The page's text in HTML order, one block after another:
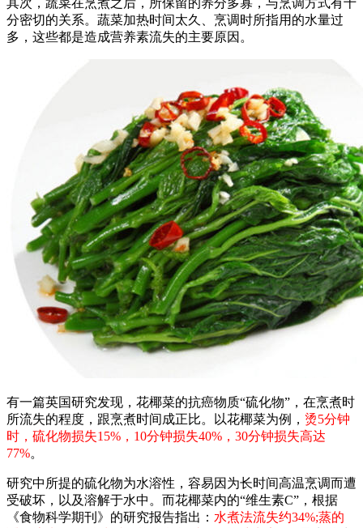
其次，蔬菜在烹煮之后，所保留的养分多寡，与烹调方式有十
分密切的关系。蔬菜加热时间太久、烹调时所指用的水量过
多，这些都是造成营养素流失的主要原因。
有一篇英国研究发现，花椰菜的抗癌物质“硫化物”，在烹煮时
所流失的程度，跟烹煮时间成正比。以花椰菜为例， 烫5分钟
时，硫化物损失15%，10分钟损失40%，30分钟损失高达
77%。
研究中所提的硫化物为水溶性，容易因为长时间高温烹调而遭
受破坏，以及溶解于水中。而花椰菜内的“维生素C”，根据
《食物科学期刊》的研究报告指出： 水煮法流失约34%;蒸的